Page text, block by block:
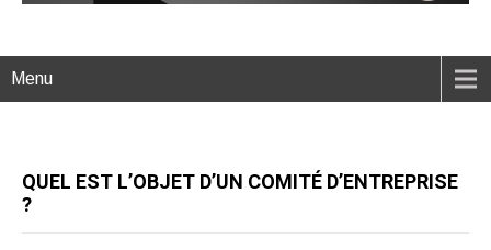
Menu
QUEL EST L’OBJET D’UN COMITÉ D’ENTREPRISE
?